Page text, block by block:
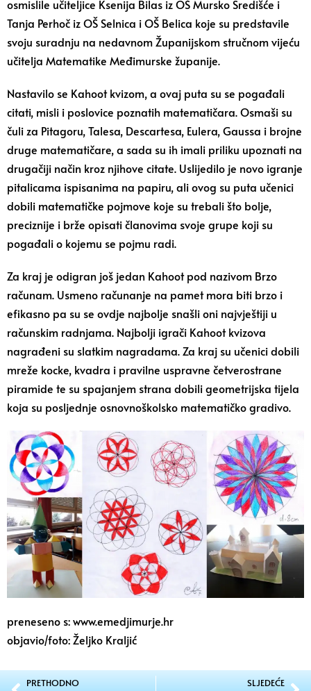
osmislile učiteljice Ksenija Bilas iz OŠ Mursko Središće i
Tanja Perhoč iz OŠ Selnica i OŠ Belica koje su predstavile
svoju suradnju na nedavnom Županijskom stručnom vijeću
učitelja Matematike Međimurske županije.
Nastavilo se Kahoot kvizom, a ovaj puta su se pogađali
citati, misli i poslovice poznatih matematičara. Osmaši su
čuli za Pitagoru, Talesa, Descartesa, Eulera, Gaussa i brojne
druge matematičare, a sada su ih imali priliku upoznati na
drugačiji način kroz njihove citate. Uslijedilo je novo igranje
pitalicama ispisanima na papiru, ali ovog su puta učenici
dobili matematičke pojmove koje su trebali što bolje,
preciznije i brže opisati članovima svoje grupe koji su
pogađali o kojemu se pojmu radi.
Za kraj je odigran još jedan Kahoot pod nazivom Brzo
računam. Usmeno računanje na pamet mora biti brzo i
efikasno pa su se ovdje najbolje snašli oni najvještiji u
računskim radnjama. Najbolji igrači Kahoot kvizova
nagrađeni su slatkim nagradama. Za kraj su učenici dobili
mreže kocke, kvadra i pravilne uspravne četverostrane
piramide te su spajanjem strana dobili geometrijska tijela
koja su posljednje osnovnoškolsko matematičko gradivo.
preneseno s: www.emedjimurje.hr
objavio/foto: Željko Kraljić
PRETHODNO SLJEDEĆE